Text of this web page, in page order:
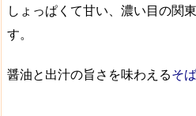
しょっぱくて甘い、 濃い目の関
す。
醤油と出汁の旨さを味わえるそ